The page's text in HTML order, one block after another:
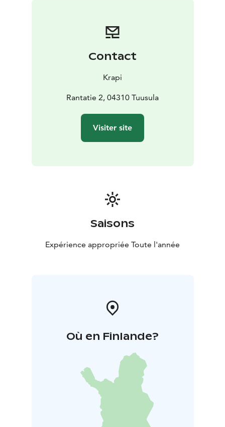
est le fruit d’une collaboration entre Krapi et Lake
Tuusula Events dans le but de créer le meilleur
portes en 2017, au jour de la célébration de la « finnish
attitude ». Dès sa construction, l’objectif était de créer
un lieu polyvalent dédié aux événements et aux arts du
Contact
Krapi
Rantatie 2, 04310 Tuusula
Visiter site
Saisons
Expérience appropriée Toute l'année
Où en Finlande?